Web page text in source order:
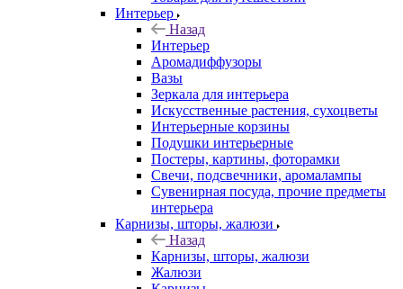
Интерьер
Назад
Интерьер
Аромадиффузоры
Вазы
Зеркала для интерьера
Искусственные растения, сухоцветы
Интерьерные корзины
Подушки интерьерные
Постеры, картины, фоторамки
Свечи, подсвечники, аромалампы
Сувенирная посуда, прочие предметы
интерьера
Карнизы, шторы, жалюзи
Назад
Карнизы, шторы, жалюзи
Жалюзи